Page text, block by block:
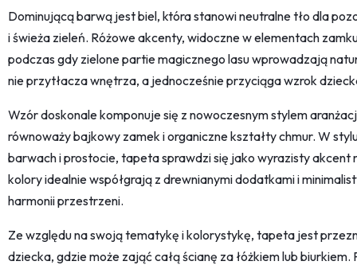
Dominującą barwą jest biel, która stanowi neutralne tło dla
i świeża zieleń. Różowe akcenty, widoczne w elementach
podczas gdy zielone partie magicznego lasu wprowadzają
nie przytłacza wnętrza, a jednocześnie przyciąga wzrok
Wzór doskonale komponuje się z nowoczesnym stylem
równoważy bajkowy zamek i organiczne kształty chmur. W
barwach i prostocie, tapeta sprawdzi się jako wyrazisty akcent
kolory idealnie współgrają z drewnianymi dodatkami i
harmonii przestrzeni.
Ze względu na swoją tematykę i kolorystykę, tapeta jest
dziecka, gdzie może zająć całą ścianę za łóżkiem lub